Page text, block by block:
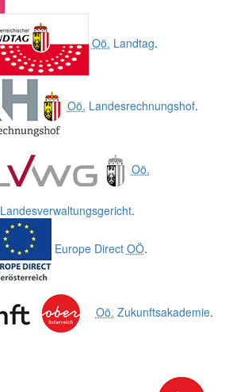
Oö. Landtag.
Oö. Landesrechnungshof.
Oö.
Landesverwaltungsgericht.
Europe Direct OÖ.
Oö. Zukunftsakademie.